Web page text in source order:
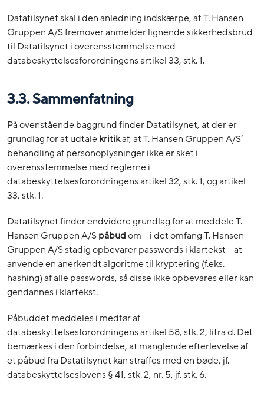
Datatilsynet skal i den anledning indskærpe, at T. Hansen
Gruppen A/S fremover anmelder lignende sikkerhedsbrud
til Datatilsynet i overensstemmelse med
databeskyttelsesforordningens artikel 33, stk. 1.
3.3. Sammenfatning
På ovenstående baggrund finder Datatilsynet, at der er
grundlag for at udtalekritikaf, at T. Hansen Gruppen A/S’
behandling af personoplysninger ikke er sket i
overensstemmelse med reglerne i
databeskyttelsesforordningens artikel 32, stk. 1, og artikel
33, stk. 1.
Datatilsynet finder endvidere grundlag for at meddele T.
Hansen Gruppen A/Spåbudom – i det omfang T. Hansen
Gruppen A/S stadig opbevarer passwords i klartekst – at
anvende en anerkendt algoritme til kryptering (f.eks.
hashing) af alle passwords, så disse ikke opbevares eller kan
gendannes i klartekst.
Påbuddet meddeles i medfør af
databeskyttelsesforordningens artikel 58, stk. 2, litra d. Det
bemærkes i den forbindelse, at manglende efterlevelse af
et påbud fra Datatilsynet kan straffes med en bøde, jf.
databeskyttelseslovens § 41, stk. 2, nr. 5, jf. stk. 6.